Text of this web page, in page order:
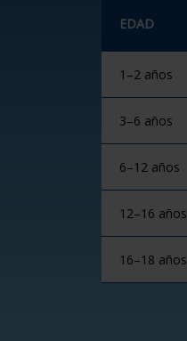
EDAD
1–2 años
3–6 años
6–12 años
12–16 años
16–18 años